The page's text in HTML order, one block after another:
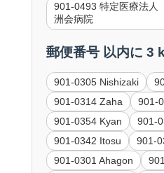
901-0493 特定医療法
洲会病院
郵便番号 以内に 3
901-0305 Nishizaki
901-0314 Zaha
901-
901-0354 Kyan
901-
901-0342 Itosu
901-
901-0301 Ahagon